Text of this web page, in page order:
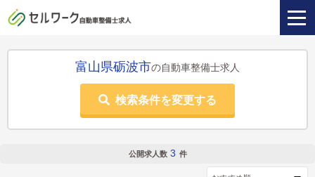
富山県砺波市の自動車整備士求人
検索条件を変更する
公開求人数 3 件